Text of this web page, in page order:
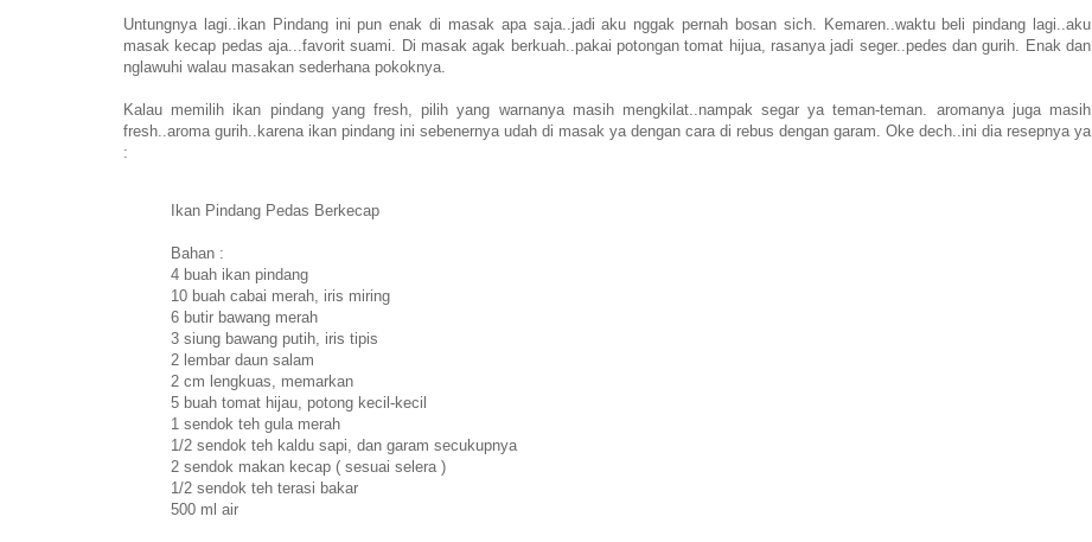
Untungnya lagi..ikan Pindang ini pun enak di masak apa saja..jadi aku nggak pernah bosan sich. Kemaren..waktu beli pindang lagi..aku
masak kecap pedas aja...favorit suami. Di masak agak berkuah..pakai potongan tomat hijua, rasanya jadi seger..pedes dan gurih. Enak dan
nglawuhi walau masakan sederhana pokoknya.
Kalau memilih ikan pindang yang fresh, pilih yang warnanya masih mengkilat..nampak segar ya teman-teman. aromanya juga masih
fresh..aroma gurih..karena ikan pindang ini sebenernya udah di masak ya dengan cara di rebus dengan garam. Oke dech..ini dia resepnya ya
:
Ikan Pindang Pedas Berkecap
Bahan :
4 buah ikan pindang
10 buah cabai merah, iris miring
6 butir bawang merah
3 siung bawang putih, iris tipis
2 lembar daun salam
2 cm lengkuas, memarkan
5 buah tomat hijau, potong kecil-kecil
1 sendok teh gula merah
1/2 sendok teh kaldu sapi, dan garam secukupnya
2 sendok makan kecap ( sesuai selera )
1/2 sendok teh terasi bakar
500 ml air